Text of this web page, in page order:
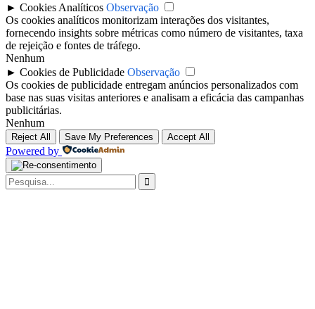
► Cookies Analíticos Observação
Os cookies analíticos monitorizam interações dos visitantes,
fornecendo insights sobre métricas como número de visitantes, taxa
de rejeição e fontes de tráfego.
Nenhum
► Cookies de Publicidade Observação
Os cookies de publicidade entregam anúncios personalizados com
base nas suas visitas anteriores e analisam a eficácia das campanhas
publicitárias.
Nenhum
Reject All Save My Preferences Accept All
Powered by